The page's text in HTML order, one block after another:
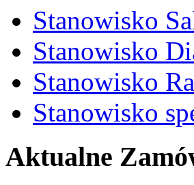
Stanowisko
Stanowisko
Stanowisko
Stanowisko
Aktualne